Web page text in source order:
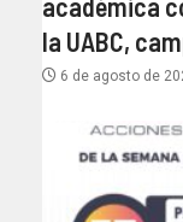
la UABC,
6 de agosto de